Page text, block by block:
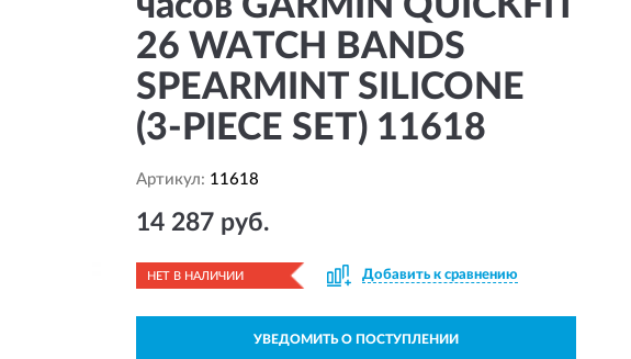
26 WATCH BANDS
SPEARMINT SILICONE
(3-PIECE SET) 11618
Артикул: 11618
14 287 руб.
НЕТ В НАЛИЧИИ Добавить к сравнению
УВЕДОМИТЬ О ПОСТУПЛЕНИИ